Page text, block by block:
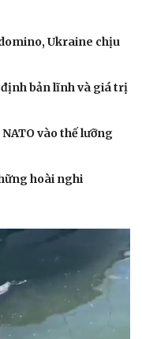
Ukraine chịu
định bản lĩnh và giá trị
vào thế lưỡng
hoài nghi